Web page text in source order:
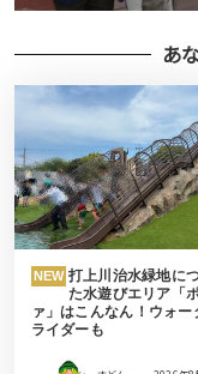
あ
NEW 打上川治水緑地に
た水遊びエリア「
ァ」はこんなん！ウォー
ライダーも